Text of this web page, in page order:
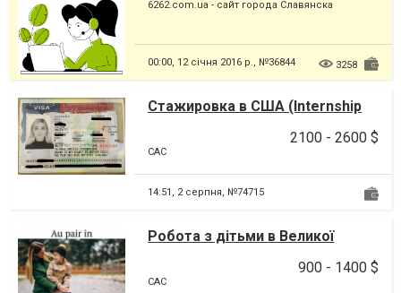
6262.com.ua - сайт города Славянска
00:00, 12 січня 2016 р., №36844 3258
Стажировка в США (Internship
2100 - 2600 $
CAC
14:51, 2 серпня, №74715
Робота з дітьми в Великої
900 - 1400 $
CAC